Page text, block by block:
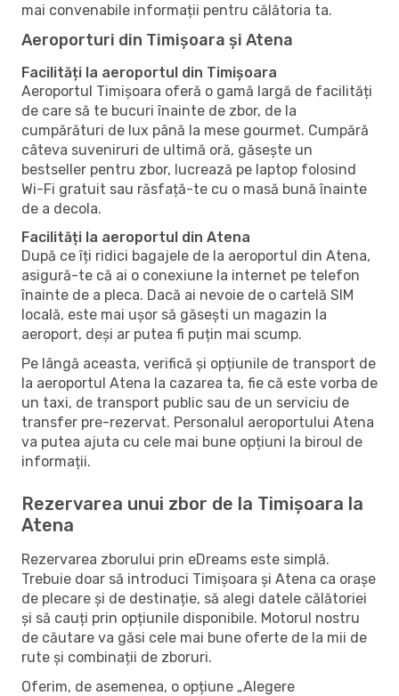
mai convenabile informații pentru călătoria ta.
Aeroporturi din Timișoara și Atena
Facilități la aeroportul din Timișoara
Aeroportul Timișoara oferă o gamă largă de facilități
de care să te bucuri înainte de zbor, de la
cumpărături de lux până la mese gourmet. Cumpără
câteva suveniruri de ultimă oră, găsește un
bestseller pentru zbor, lucrează pe laptop folosind
Wi-Fi gratuit sau răsfață-te cu o masă bună înainte
de a decola.
Facilități la aeroportul din Atena
După ce îți ridici bagajele de la aeroportul din Atena,
asigură-te că ai o conexiune la internet pe telefon
înainte de a pleca. Dacă ai nevoie de o cartelă SIM
locală, este mai ușor să găsești un magazin la
aeroport, deși ar putea fi puțin mai scump.
Pe lângă aceasta, verifică și opțiunile de transport de
la aeroportul Atena la cazarea ta, fie că este vorba de
un taxi, de transport public sau de un serviciu de
transfer pre-rezervat. Personalul aeroportului Atena
va putea ajuta cu cele mai bune opțiuni la biroul de
informații.
Rezervarea unui zbor de la Timișoara la
Atena
Rezervarea zborului prin eDreams este simplă.
Trebuie doar să introduci Timișoara și Atena ca orașe
de plecare și de destinație, să alegi datele călătoriei
și să cauți prin opțiunile disponibile. Motorul nostru
de căutare va găsi cele mai bune oferte de la mii de
rute și combinații de zboruri.
Oferim, de asemenea, o opțiune „Alegere